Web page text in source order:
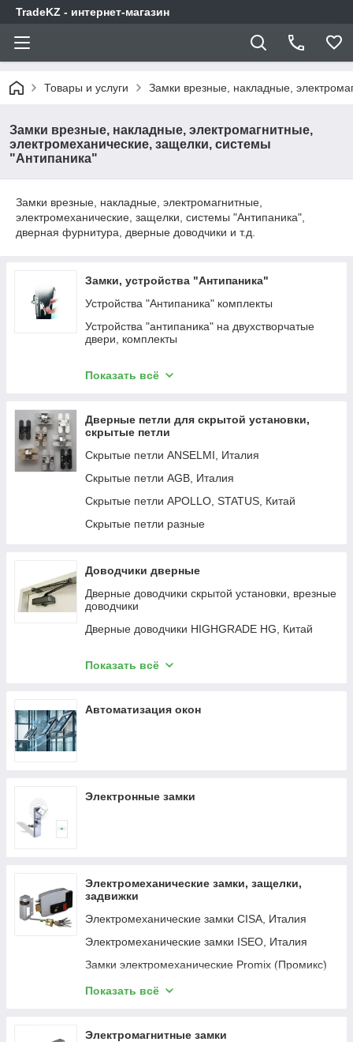
TradeKZ - интернет-магазин
Товары и услуги Замки врезные, накладные,
Замки врезные, накладные, электромагнитные,
электромеханические, защелки, системы
"Антипаника"
Замки врезные, накладные, электромагнитные,
электромеханические, защелки, системы "Антипаника",
дверная фурнитура, дверные доводчики и т.д.
Замки, устройства "Антипаника"
Устройства "Антипаника" комплекты
Устройства "антипаника" на двухстворчатые
двери, комплекты
Показать всё
Дверные петли для скрытой установки,
скрытые петли
Скрытые петли ANSELMI, Италия
Скрытые петли AGB, Италия
Скрытые петли APOLLO, STATUS, Китай
Скрытые петли разные
Доводчики дверные
Дверные доводчики скрытой установки, врезные
доводчики
Дверные доводчики HIGHGRADE HG, Китай
Дверные доводчики Kale Kilit, Турция
Показать всё
Автоматизация окон
Электронные замки
Электромеханические замки, защелки,
задвижки
Электромеханические замки CISA, Италия
Электромеханические замки ISEO, Италия
Замки электромеханические Promix (Промикс)
Электромеханические защелки DORCAS,
Показать всё
Электромагнитные замки